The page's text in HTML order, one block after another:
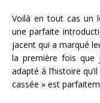
Voilà en tout cas un
une parfaite
jacent qui a marqué
la première fois que
adapté à l’histoire
cassée » est